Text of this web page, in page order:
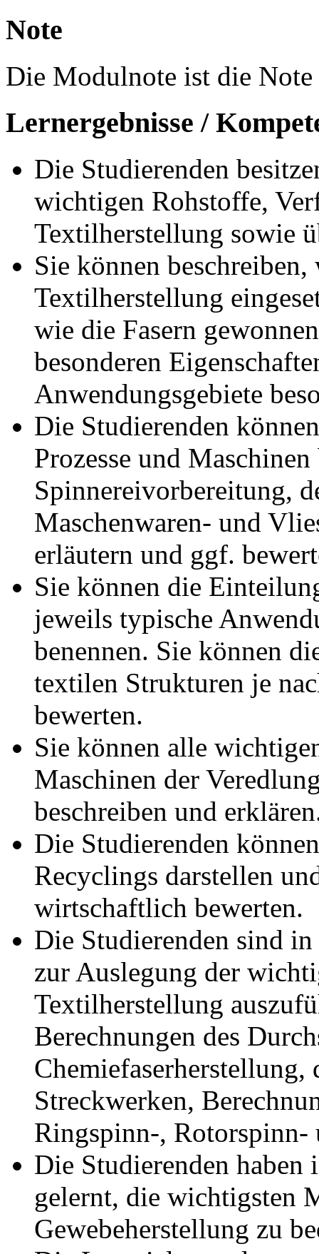
Note
Die Modulnote ist die Note
Lernergebnisse /
Die Studierenden
wichtigen Rohstoffe,
Textilherstellung sowie
Sie können
Textilherstellung
wie die Fasern
besonderen
Anwendungsgebiete
Die Studierenden
Prozesse und
Spinnereivorbereitung,
Maschenwaren- und
erläutern und ggf.
Sie können die
jeweils typische
benennen. Sie können
textilen Strukturen je
bewerten.
Sie können alle
Maschinen der
beschreiben und
Die Studierenden
Recyclings darstellen
wirtschaftlich bewerten.
Die Studierenden sind
zur Auslegung der
Textilherstellung
Berechnungen des
Streckwerken,
Ringspinn-, Rotorspinn-
Die Studierenden haben
gelernt, die wichtigsten
Gewebeherstellung zu